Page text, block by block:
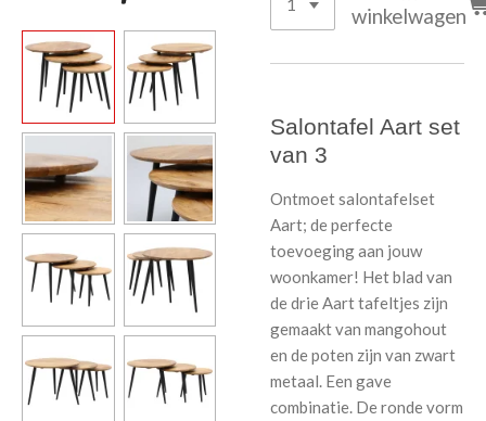
winkelwagen
Salontafel Aart set
van 3
Ontmoet salontafelset
Aart; de perfecte
toevoeging aan jouw
woonkamer! Het blad van
de drie Aart tafeltjes zijn
gemaakt van mangohout
en de poten zijn van zwart
metaal. Een gave
combinatie. De ronde vorm